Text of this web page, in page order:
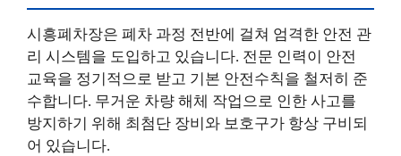
시흥폐차장은 폐차 과정 전반에 걸쳐 엄격한 안전 관
리 시스템을 도입하고 있습니다. 전문 인력이 안전
교육을 정기적으로 받고 기본 안전수칙을 철저히 준
수합니다. 무거운 차량 해체 작업으로 인한 사고를
방지하기 위해 최첨단 장비와 보호구가 항상 구비되
어 있습니다.